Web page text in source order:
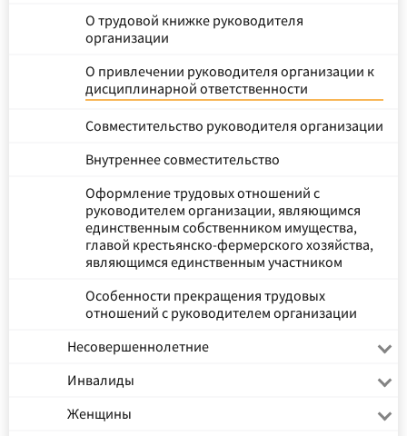
О трудовой книжке руководителя
организации
О привлечении руководителя организации к
дисциплинарной ответственности
Совместительство руководителя организации
Внутреннее совместительство
Оформление трудовых отношений с
руководителем организации, являющимся
единственным собственником имущества,
главой крестьянско-фермерского хозяйства,
являющимся единственным участником
Особенности прекращения трудовых
отношений с руководителем организации
Несовершеннолетние
Инвалиды
Женщины